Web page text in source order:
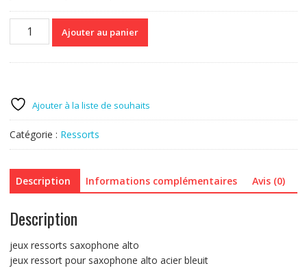
quantité
baryton
Ajouter au panier
Ajouter à la liste de souhaits
Catégorie : Ressorts
Description Informations complémentaires Avis (0)
Description
jeux ressorts saxophone alto
jeux ressort pour saxophone alto acier bleuit